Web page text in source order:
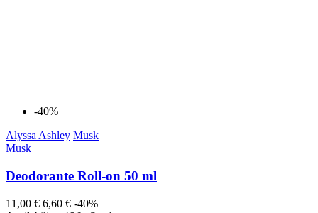
-40%
Alyssa Ashley Musk
Musk
Deodorante Roll-on 50 ml
11,00 € 6,60 € -40%